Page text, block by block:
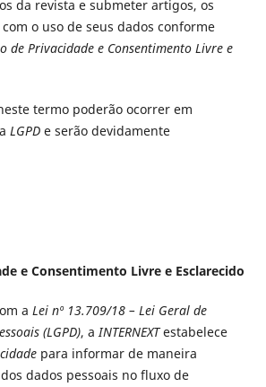
da revista e submeter artigos, os
o uso de seus dados conforme
de Privacidade e Consentimento Livre e
termo poderão ocorrer em
LGPDe serão devidamente
e Consentimento Livre e Esclarecido
a Lei nº 13.709/18 – Lei Geral de
(LGPD), aINTERNEXTestabelece
para informar de maneira
dados pessoais no fluxo de